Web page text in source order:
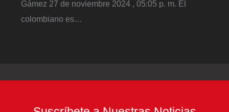
Gámez 27 de noviembre 2024 , 05:05 p. m. El
colombiano es…